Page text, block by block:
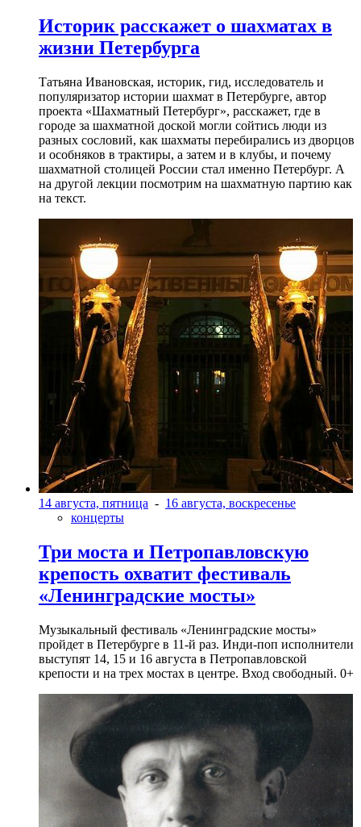
Историк расскажет о шахматах в
жизни Петербурга
Татьяна Ивановская, историк, гид, исследователь и
популяризатор истории шахмат в Петербурге, автор
проекта «Шахматный Петербург», расскажет, где в
городе за шахматной доской могли сойтись люди из
разных сословий, как шахматы перебирались из дворцов
и особняков в трактиры, а затем и в клубы, и почему
шахматной столицей России стал именно Петербург. А
на другой лекции посмотрим на шахматную партию как
на текст.
14 августа, пятница - 16 августа, воскресенье
концерты
Три моста и Петропавловскую
крепость охватит фестиваль
«Ленинградские мосты»
Музыкальный фестиваль «Ленинградские мосты»
пройдет в Петербурге в 11-й раз. Инди-поп исполнители
выступят 14, 15 и 16 августа в Петропавловской
крепости и на трех мостах в центре. Вход свободный. 0+